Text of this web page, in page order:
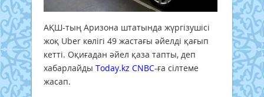
АҚШ-тың Аризона штатында жүргізушісі
жоқ Uber көлігі 49 жастағы әйелді қағып
кетті. Оқиғадан әйел қаза тапты, деп
хабарлайды Today.kz CNBC-ға сілтеме
жасап.